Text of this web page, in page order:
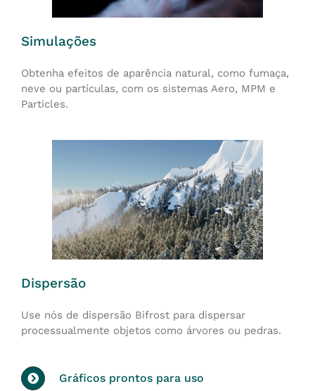
Simulações
Obtenha efeitos de aparência natural, como fumaça,
neve ou partículas, com os sistemas Aero, MPM e
Particles.
Dispersão
Use nós de dispersão Bifrost para dispersar
processualmente objetos como árvores ou pedras.
Gráficos prontos para uso